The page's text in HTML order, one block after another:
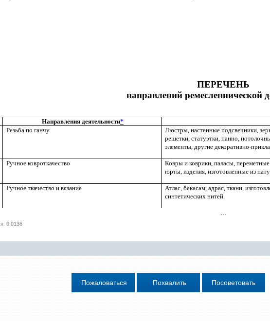
ПЕРЕЧЕНЬ
направлений ремесленнической
Направления деятельности*
Резьба по ганчу
Люстры, настенные подсвечники,
решетки, статуэтки, панно,
элементы, другие декоративно-
Ручное ковроткачество
Ковры и коврики, паласы,
юрты, изделия, изготовленные из
Ручное ткачество и вязание
Атлас, бекасам, адрас, ткани,
синтетических нитей.
0.0136